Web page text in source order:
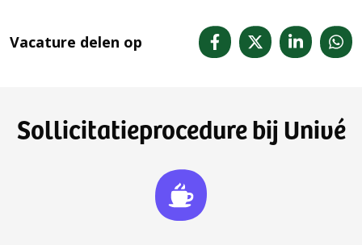
Vacature delen op
Sollicitatieprocedure bij Univé